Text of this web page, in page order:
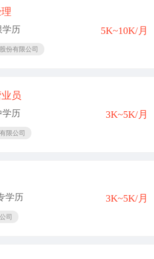
学历
份有限公司
5K~10K/月
员
学历
限公司
3K~5K/月
学历
司
3K~5K/月